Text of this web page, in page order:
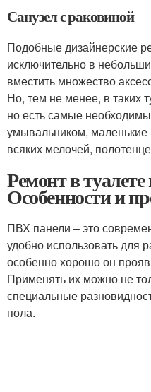
Санузел с раковиной
Подобные дизайнерские
исключительно в
вместить множество
Но, тем не менее, в таких
но есть самые
умывальником,
всяких мелочей,
Ремонт в
Особенности и
ПВХ панели – это
удобно использовать для
особенно хорошо он
Применять их можно не
специальные
пола.